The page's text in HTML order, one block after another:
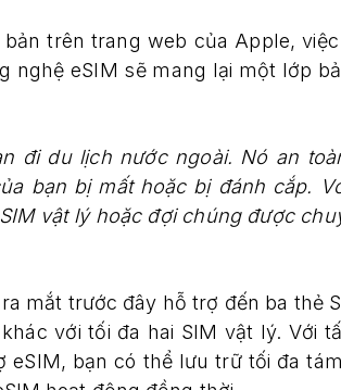
trên trang web của Apple, việc
nghệ eSIM sẽ mang lại một lớp
đi du lịch nước ngoài. Nó an
bạn bị mất hoặc bị đánh cắp.
vật lý hoặc đợi chúng được
mắt trước đây hỗ trợ đến ba thẻ
với tối đa hai SIM vật lý. Với
eSIM, bạn có thể lưu trữ tối đa